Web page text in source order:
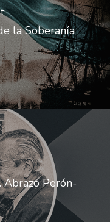
la Soberanía
Abrazo Perón-